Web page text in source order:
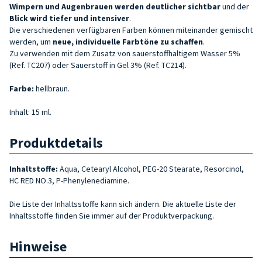
Wimpern und Augenbrauen werden deutlicher sichtbarund der
Blick wird tiefer und intensiver.
Die verschiedenen verfügbaren Farben können miteinander gemischt
werden, um neue, individuelle Farbtöne zu schaffen.
Zu verwenden mit dem Zusatz von sauerstoffhaltigem Wasser 5%
(Ref. TC207) oder Sauerstoff in Gel 3% (Ref. TC214).
Farbe: hellbraun.
Inhalt: 15 ml.
Produktdetails
Inhaltstoffe: Aqua, Cetearyl Alcohol, PEG-20 Stearate, Resorcinol,
HC RED NO.3, P-Phenylenediamine.
Die Liste der Inhaltsstoffe kann sich ändern. Die aktuelle Liste der
Inhaltsstoffe finden Sie immer auf der Produktverpackung.
Hinweise